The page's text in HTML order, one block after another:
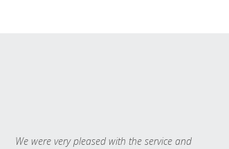
We were very pleased with the service and